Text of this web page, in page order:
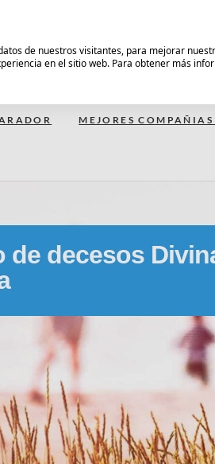
Decesos
MEJORES COMPAÑIAS
de decesos
de nuestros visitantes, para mejorar
en el sitio web. Para obtener más